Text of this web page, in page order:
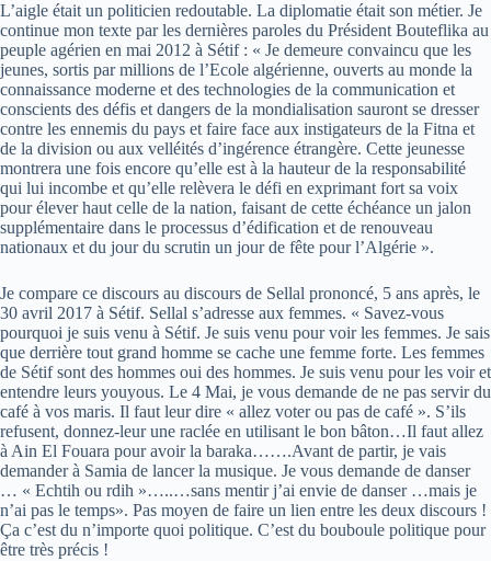
L’aigle était un politicien redoutable. La diplomatie était son métier. Je
continue mon texte par les dernières paroles du Président Bouteflika au
peuple agérien en mai 2012 à Sétif : « Je demeure convaincu que les
jeunes, sortis par millions de l’Ecole algérienne, ouverts au monde la
connaissance moderne et des technologies de la communication et
conscients des défis et dangers de la mondialisation sauront se dresser
contre les ennemis du pays et faire face aux instigateurs de la Fitna et
de la division ou aux velléités d’ingérence étrangère. Cette jeunesse
montrera une fois encore qu’elle est à la hauteur de la responsabilité
qui lui incombe et qu’elle relèvera le défi en exprimant fort sa voix
pour élever haut celle de la nation, faisant de cette échéance un jalon
supplémentaire dans le processus d’édification et de renouveau
nationaux et du jour du scrutin un jour de fête pour l’Algérie ».
Je compare ce discours au discours de Sellal prononcé, 5 ans après, le
30 avril 2017 à Sétif. Sellal s’adresse aux femmes. « Savez-vous
pourquoi je suis venu à Sétif. Je suis venu pour voir les femmes. Je sais
que derrière tout grand homme se cache une femme forte. Les femmes
de Sétif sont des hommes oui des hommes. Je suis venu pour les voir et
entendre leurs youyous. Le 4 Mai, je vous demande de ne pas servir du
café à vos maris. Il faut leur dire « allez voter ou pas de café ». S’ils
refusent, donnez-leur une raclée en utilisant le bon bâton…Il faut allez
à Ain El Fouara pour avoir la baraka…….Avant de partir, je vais
demander à Samia de lancer la musique. Je vous demande de danser
… « Echtih ou rdih »…..…sans mentir j’ai envie de danser …mais je
n’ai pas le temps». Pas moyen de faire un lien entre les deux discours !
Ça c’est du n’importe quoi politique. C’est du bouboule politique pour
être très précis !